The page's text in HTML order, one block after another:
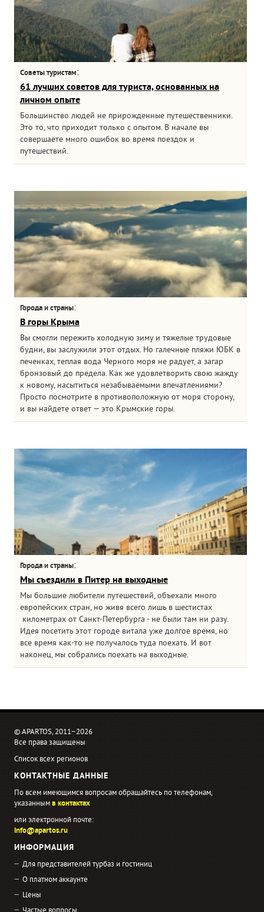
Советы туристам:
61 лучших советов для туриста, основанных на
личном опыте
Большинство людей не прирожденные путешественники.
Это то, что приходит только с опытом. В начале вы
совершаете много ошибок во время поездок и
путешествий.
Города и страны:
В горы Крыма
Вы смогли пережить холодную зиму и тяжелые трудовые
будни, вы заслужили этот отдых. Но галечные пляжи ЮБК в
печенках, теплая вода Черного моря не радует, а загар
бронзовый до предела. Как же удовлетворить свою жажду
к новому, насытиться незабываемыми впечатлениями?
Просто посмотрите в противоположную от моря сторону,
и вы найдете ответ — это Крымские горы.
Города и страны:
Мы съездили в Питер на выходные
Мы большие любители путешествий, объехали много
европейских стран, но живя всего лишь в шестистах
километрах от Санкт-Петербурга - не были там ни разу.
Идея посетить этот городе витала уже долгое время, но
все время как-то не получалось туда поехать. И вот
наконец, мы собрались поехать на выходные.
© APARTOS, 2011−2026
Все права защищены
Список всех регионов
КОНТАКТНЫЕ ДАННЫЕ
По всем имеющимся вопросам обращайтесь по телефонам,
указаннымв контактах
или электронной почте:
info@apartos.ru
ИНФОРМАЦИЯ
Для представителей турбаз и гостиниц
О платном аккаунте
Цены